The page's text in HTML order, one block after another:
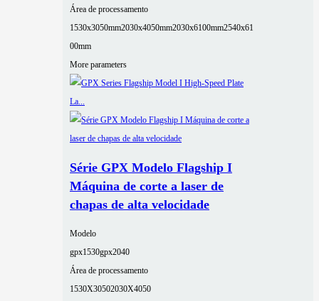
Área de processamento
1530x3050mm2030x4050mm2030x6100mm2540x61
00mm
More parameters
Série GPX Modelo Flagship I
Máquina de corte a laser de
chapas de alta velocidade
Modelo
gpx1530gpx2040
Área de processamento
1530X30502030X4050